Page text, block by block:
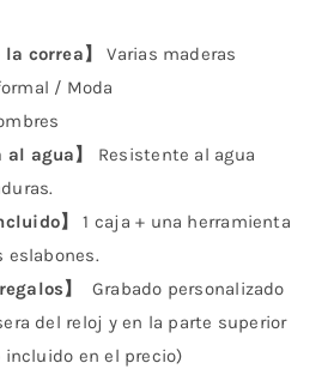
correa】
Varias maderas
/ Moda
al agua】
Resistente al agua
】
1 caja + una herramienta
eslabones.
】
Grabado personalizado
del reloj y en la parte superior
incluido en el precio)